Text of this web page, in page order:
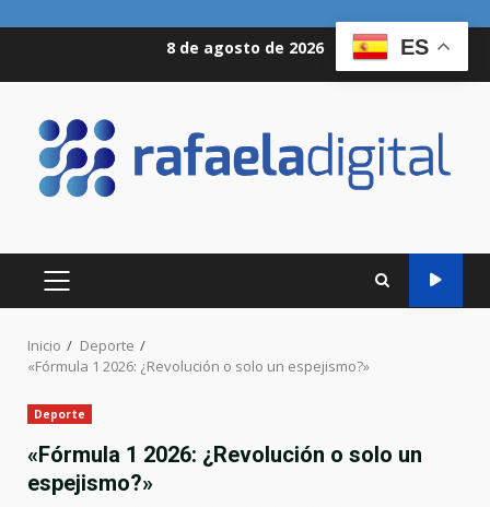
8 de agosto de 2026
MENÚ
PRINCIPAL
Inicio
Deporte
«Fórmula 1 2026: ¿Revolución o solo un espejismo?»
Deporte
«Fórmula 1 2026: ¿Revolución o solo un
espejismo?»
ES